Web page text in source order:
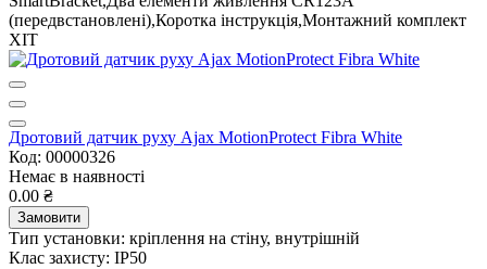
(передвстановлені),Коротка інструкція,Монтажний комплект
ХІТ
Дротовий датчик руху Ajax MotionProtect Fibra White
Код: 00000326
Немає в наявності
0.00 ₴
Замовити
Тип установки: кріплення на стіну, внутрішній
Клас захисту: IP50